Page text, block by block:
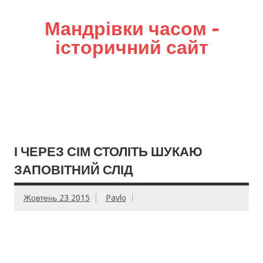
Мандрівки часом –
історичний сайт
І ЧЕРЕЗ СІМ СТОЛІТЬ ШУКАЮ
ЗАПОВІТНИЙ СЛІД
Жовтень 23 2015 Pavlo